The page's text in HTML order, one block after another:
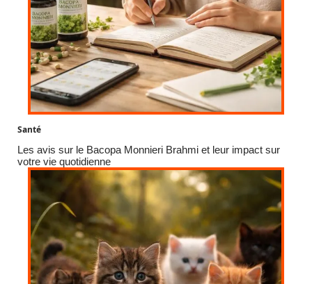
Santé
Les avis sur le Bacopa Monnieri Brahmi et leur impact sur
votre vie quotidienne